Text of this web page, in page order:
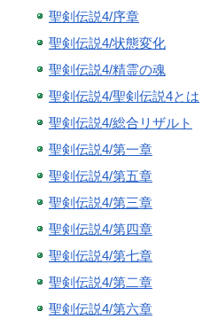
聖剣伝説4/序章
聖剣伝説4/状態変化
聖剣伝説4/精霊の魂
聖剣伝説4/聖剣伝説4とは
聖剣伝説4/総合リザルト
聖剣伝説4/第一章
聖剣伝説4/第五章
聖剣伝説4/第三章
聖剣伝説4/第四章
聖剣伝説4/第七章
聖剣伝説4/第二章
聖剣伝説4/第六章